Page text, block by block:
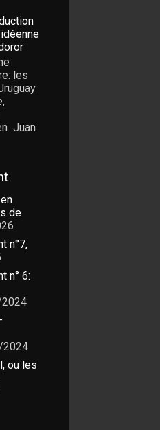
les
Juan
de
n°7,
n° 6:
ou les